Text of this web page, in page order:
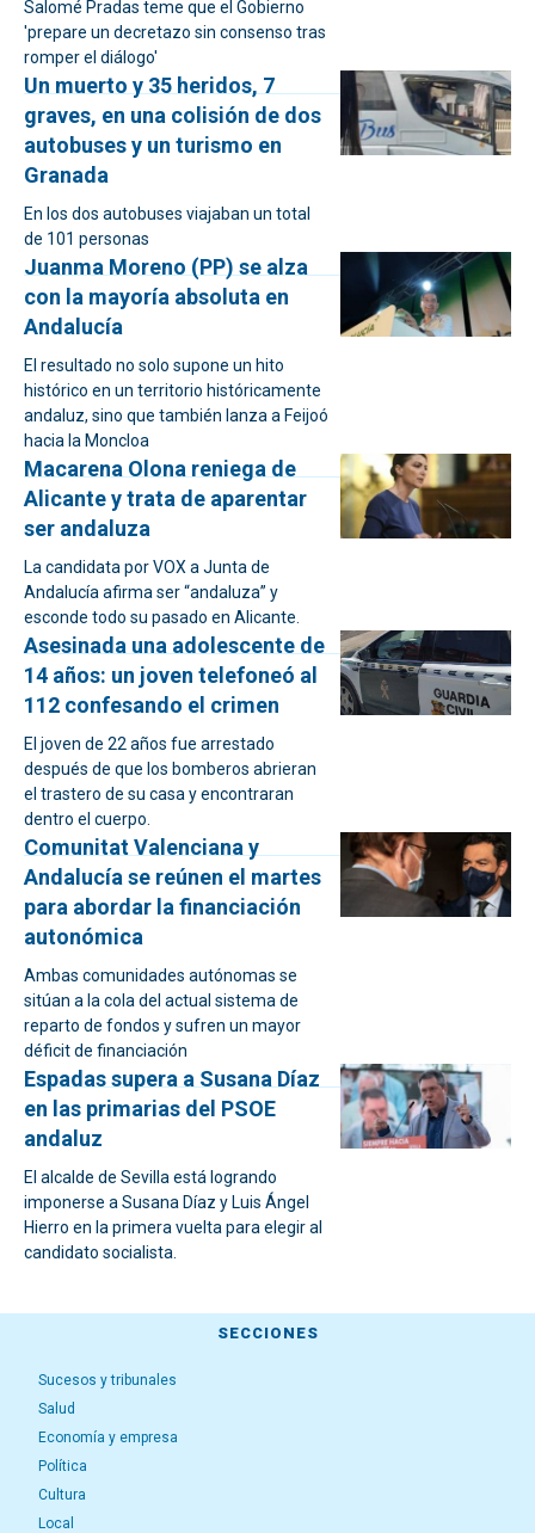
Salomé Pradas teme que el Gobierno
'prepare un decretazo sin consenso tras
romper el diálogo'
Un muerto y 35 heridos, 7
graves, en una colisión de dos
autobuses y un turismo en
Granada
En los dos autobuses viajaban un total
de 101 personas
Juanma Moreno (PP) se alza
con la mayoría absoluta en
Andalucía
El resultado no solo supone un hito
histórico en un territorio históricamente
andaluz, sino que también lanza a Feijoó
hacia la Moncloa
Macarena Olona reniega de
Alicante y trata de aparentar
ser andaluza
La candidata por VOX a Junta de
Andalucía afirma ser “andaluza” y
esconde todo su pasado en Alicante.
Asesinada una adolescente de
14 años: un joven telefoneó al
112 confesando el crimen
El joven de 22 años fue arrestado
después de que los bomberos abrieran
el trastero de su casa y encontraran
dentro el cuerpo.
Comunitat Valenciana y
Andalucía se reúnen el martes
para abordar la financiación
autonómica
Ambas comunidades autónomas se
sitúan a la cola del actual sistema de
reparto de fondos y sufren un mayor
déficit de financiación
Espadas supera a Susana Díaz
en las primarias del PSOE
andaluz
El alcalde de Sevilla está logrando
imponerse a Susana Díaz y Luis Ángel
Hierro en la primera vuelta para elegir al
candidato socialista.
SECCIONES
Sucesos y tribunales
Salud
Economía y empresa
Política
Cultura
Local